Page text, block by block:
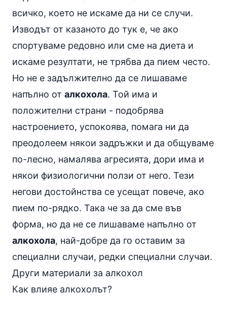
всичко, което не искаме да ни се случи.
Изводът от казаното до тук е, че ако
спортуваме редовно или сме на диета и
искаме резултати, не трябва да пием често.
Но не е задължително да се лишаваме
напълно от алкохола. Той има и
положителни страни - подобрява
настроението, успокоява, помага ни да
преодолеем някои задръжки и да общуваме
по-лесно, намалява агресията, дори има и
някои физиологични ползи от него. Тези
негови достойнства се усещат повече, ако
пием по-рядко. Така че за да сме във
форма, но да не се лишаваме напълно от
алкохола, най-добре да го оставим за
специални случаи, редки специални случаи.
Други материали за алкохол
Как влияе алкохолът?